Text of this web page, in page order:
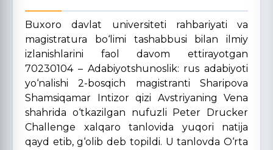
Buxoro davlat universiteti rahbariyati va
magistratura bo‘limi tashabbusi bilan ilmiy
izlanishlarini faol davom ettirayotgan
70230104 – Adabiyotshunoslik: rus adabiyoti
yo‘nalishi 2-bosqich magistranti Sharipova
Shamsiqamar Intizor qizi Avstriyaning Vena
shahrida o‘tkazilgan nufuzli Peter Drucker
Challenge xalqaro tanlovida yuqori natija
qayd etib, g‘olib deb topildi. U tanlovda O‘rta